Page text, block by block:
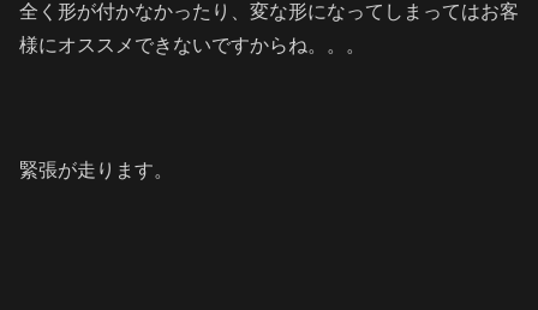
全く形が付かなかったり、変な形になってしまってはお客
様にオススメできないですからね。。。
緊張が走ります。